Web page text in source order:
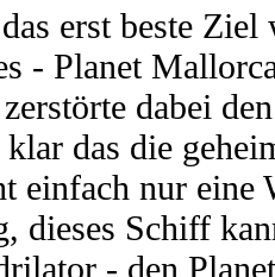
erst beste
- Planet
dabei
das die
einfach nur eine
dieses Schiff
- den